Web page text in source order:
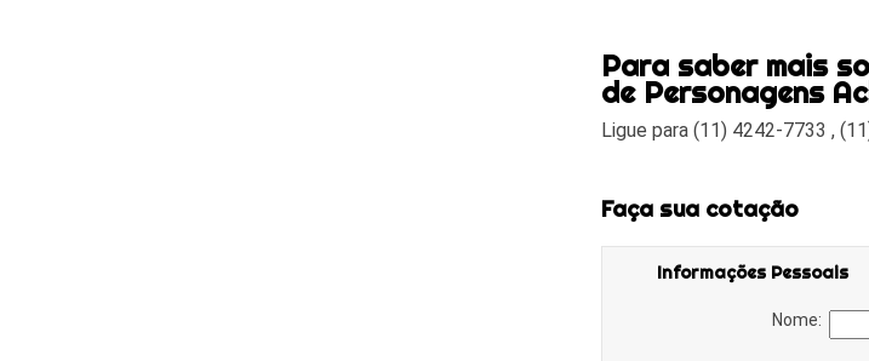
Para saber mais
de Personagens
Ligue para (11) 4242-7733 ,
Faça sua cotação
Informações Pessoais
Nome: